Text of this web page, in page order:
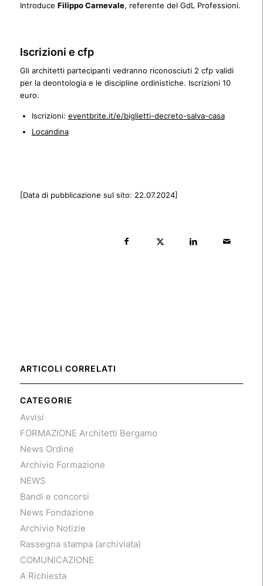
Introduce Filippo Carnevale, referente del GdL Professioni.
Iscrizioni e cfp
Gli architetti partecipanti vedranno riconosciuti 2 cfp validi
per la deontologia e le discipline ordinistiche. Iscrizioni 10
euro.
Iscrizioni: eventbrite.it/e/biglietti-decreto-salva-casa
Locandina
[Data di pubblicazione sul sito: 22.07.2024]
ARTICOLI CORRELATI
CATEGORIE
Avvisi
FORMAZIONE Architetti Bergamo
News Ordine
Archivio Formazione
NEWS
Bandi e concorsi
News Fondazione
Archivio Notizie
Rassegna stampa (archiviata)
COMUNICAZIONE
A Richiesta